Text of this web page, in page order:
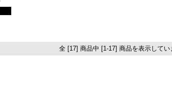
全 [17] 商品中 [1-17] 商品を表示してい